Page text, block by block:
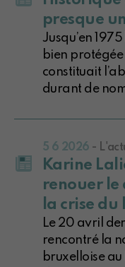
presque
Jusqu’en
bien
constituait
durant de
5 6 2026 -
Karine
renouer le
la crise
Le 20 avril
rencontré la
bruxelloise